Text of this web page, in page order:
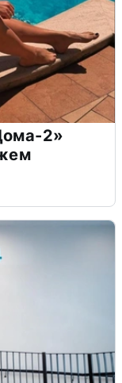
2»